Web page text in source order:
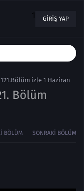
1 GIRIŞ YAP
izle 1 Haziran
Bölüm
BÖLÜM SONRAKI BÖLÜM